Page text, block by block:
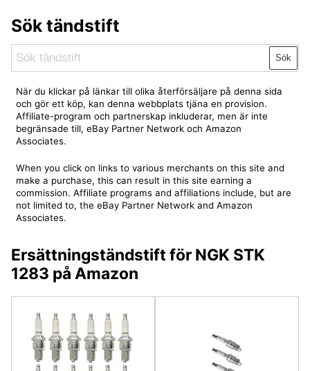
Sök tändstift
Sök
När du klickar på länkar till olika återförsäljare på denna sida
och gör ett köp, kan denna webbplats tjäna en provision.
Affiliate-program och partnerskap inkluderar, men är inte
begränsade till, eBay Partner Network och Amazon
Associates.
When you click on links to various merchants on this site and
make a purchase, this can result in this site earning a
commission. Affiliate programs and affiliations include, but are
not limited to, the eBay Partner Network and Amazon
Associates.
Ersättningständstift för NGK STK
1283 på Amazon